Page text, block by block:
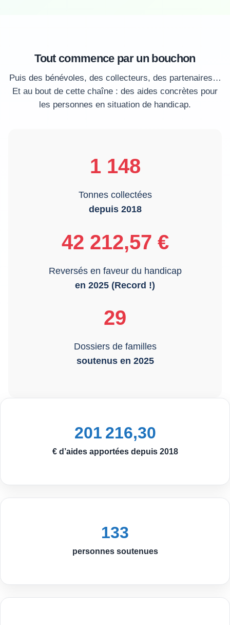
Tout commence par un bouchon
Puis des bénévoles, des collecteurs, des partenaires…
Et au bout de cette chaîne : des aides concrètes pour
les personnes en situation de handicap.
1 148
Tonnes collectées
depuis 2018
42 212,57 €
Reversés en faveur du handicap
en 2025 (Record !)
29
Dossiers de familles
soutenus en 2025
201 216,30
€ d’aides apportées depuis 2018
133
personnes soutenues